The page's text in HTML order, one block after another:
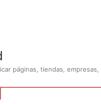
páginas, tiendas,